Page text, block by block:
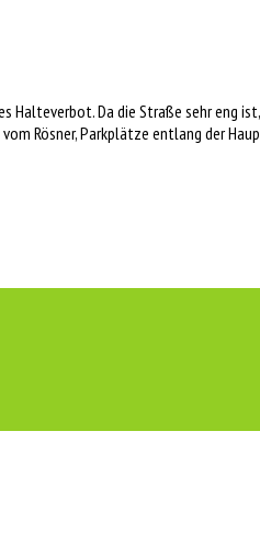
Halteverbot. Da die Straße sehr eng
Rösner, Parkplätze entlang der